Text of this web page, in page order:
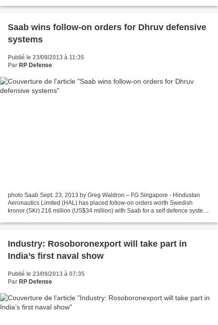
Saab wins follow-on orders for Dhruv defensive
systems
Publié le 23/09/2013 à 11:35
Par RP Defense
photo Saab Sept. 23, 2013 by Greg Waldron – FG Singapore - Hindustan
Aeronautics Limited (HAL) has placed follow-on orders worth Swedish
kronor (SKr) 216 million (US$34 million) with Saab for a self defence system
Industry: Rosoboronexport will take part in
India’s first naval show
Publié le 23/09/2013 à 07:35
Par RP Defense